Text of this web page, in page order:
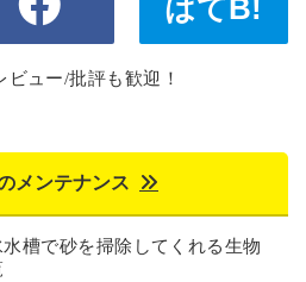
はてB!
ビュー/批評も歓迎！
メンテナンス
水槽で砂を掃除してくれる生物